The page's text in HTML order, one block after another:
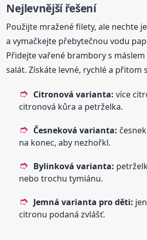
Nejlevnější řešení
Použijte mražené filety, ale nechte
a vymačkejte přebytečnou vodu
Přidejte vařené brambory s
salát. Získáte levné, rychlé a přitom
Citronová varianta: více
citronová kůra a petrželka.
Česneková varianta:
na konec, aby nezhořkl.
Bylinková varianta:
nebo trochu tymiánu.
Jemná varianta pro děti:
citronu podaná zvlášť.